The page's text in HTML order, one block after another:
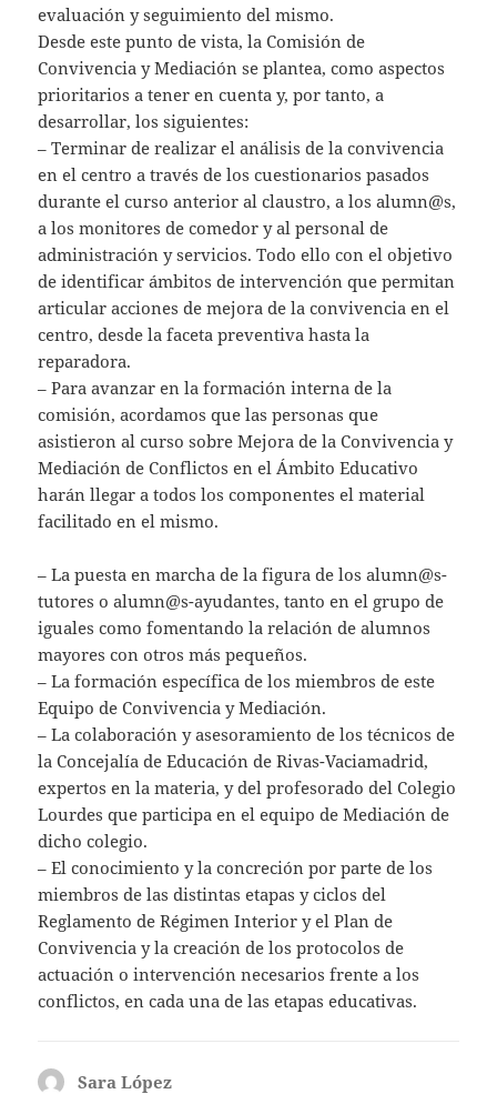
evaluación y seguimiento del mismo.
Desde este punto de vista, la Comisión de
Convivencia y Mediación se plantea, como aspectos
prioritarios a tener en cuenta y, por tanto, a
desarrollar, los siguientes:
– Terminar de realizar el análisis de la convivencia
en el centro a través de los cuestionarios pasados
durante el curso anterior al claustro, a los alumn@s,
a los monitores de comedor y al personal de
administración y servicios. Todo ello con el objetivo
de identificar ámbitos de intervención que permitan
articular acciones de mejora de la convivencia en el
centro, desde la faceta preventiva hasta la
reparadora.
– Para avanzar en la formación interna de la
comisión, acordamos que las personas que
asistieron al curso sobre Mejora de la Convivencia y
Mediación de Conflictos en el Ámbito Educativo
harán llegar a todos los componentes el material
facilitado en el mismo.
– La puesta en marcha de la figura de los alumn@s-
tutores o alumn@s-ayudantes, tanto en el grupo de
iguales como fomentando la relación de alumnos
mayores con otros más pequeños.
– La formación específica de los miembros de este
Equipo de Convivencia y Mediación.
– La colaboración y asesoramiento de los técnicos de
la Concejalía de Educación de Rivas-Vaciamadrid,
expertos en la materia, y del profesorado del Colegio
Lourdes que participa en el equipo de Mediación de
dicho colegio.
– El conocimiento y la concreción por parte de los
miembros de las distintas etapas y ciclos del
Reglamento de Régimen Interior y el Plan de
Convivencia y la creación de los protocolos de
actuación o intervención necesarios frente a los
conflictos, en cada una de las etapas educativas.
Sara López